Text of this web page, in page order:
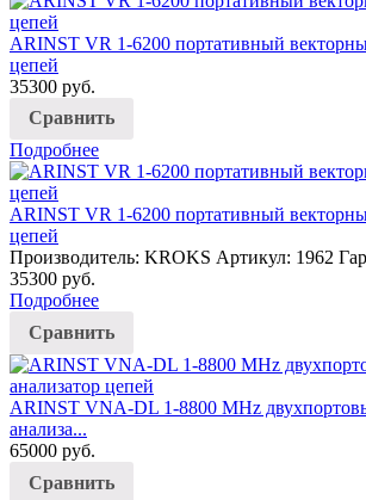
ARINST VR 1-6200 портативный
цепей
35300 руб.
Сравнить
Подробнее
ARINST VR 1-6200 портативный
цепей
Производитель: KROKS Артикул: 1962
35300 руб.
Подробнее
Сравнить
ARINST VNA-DL 1-8800 MHz
анализа...
65000 руб.
Сравнить